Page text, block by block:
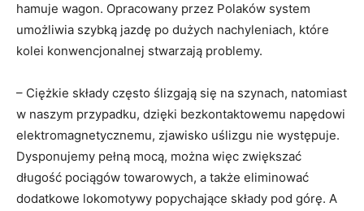
hamuje wagon. Opracowany przez Polaków system
umożliwia szybką jazdę po dużych nachyleniach, które
kolei konwencjonalnej stwarzają problemy.
– Ciężkie składy często ślizgają się na szynach, natomiast
w naszym przypadku, dzięki bezkontaktowemu napędowi
elektromagnetycznemu, zjawisko uślizgu nie występuje.
Dysponujemy pełną mocą, można więc zwiększać
długość pociągów towarowych, a także eliminować
dodatkowe lokomotywy popychające składy pod górę. A